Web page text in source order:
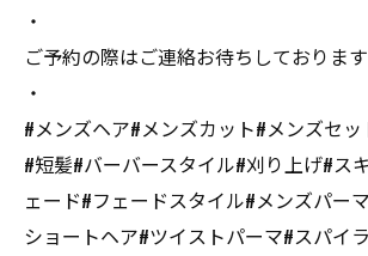
・
ご予約の際はご連絡お待ちしております
・
#メンズヘア#メンズカット#メンズセ
#短髪#バーバースタイル#刈り上げ#ス
ェード#フェードスタイル#メンズパー
ショートヘア#ツイストパーマ#スパイ